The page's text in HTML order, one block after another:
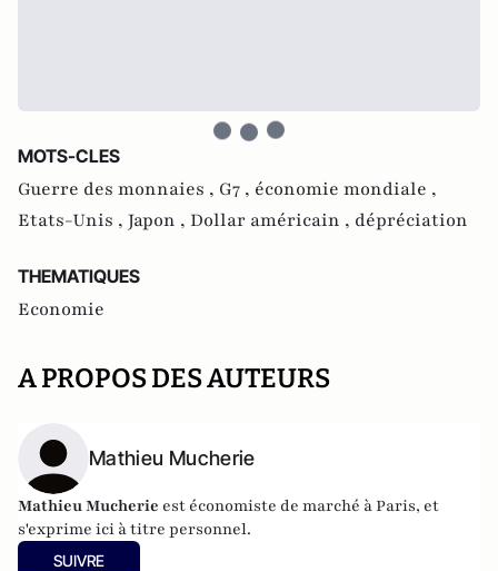
MOTS-CLES
Guerre des monnaies , G7 , économie mondiale ,
Etats-Unis , Japon , Dollar américain , dépréciation
THEMATIQUES
Economie
A PROPOS DES AUTEURS
Mathieu Mucherie
Mathieu Mucherie est économiste de marché à Paris, et
s'exprime ici à titre personnel.
SUIVRE